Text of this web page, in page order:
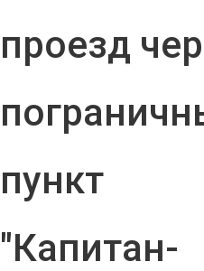
проезд
пункт
"Капитан-